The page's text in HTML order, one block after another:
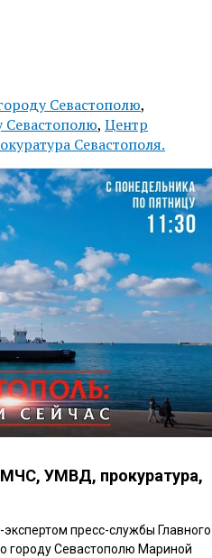
Севастополю,
, Центр
Севастополя.
УМВД, прокуратура,
пресс-службы Главного
городу Севастополю Мариной